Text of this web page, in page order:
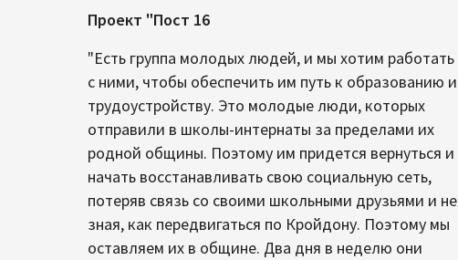
Проект "Пост 16
"Есть группа молодых людей, и мы хотим работать
с ними, чтобы обеспечить им путь к образованию и
трудоустройству. Это молодые люди, которых
отправили в школы-интернаты за пределами их
родной общины. Поэтому им придется вернуться и
начать восстанавливать свою социальную сеть,
потеряв связь со своими школьными друзьями и не
зная, как передвигаться по Кройдону. Поэтому мы
оставляем их в общине. Два дня в неделю они